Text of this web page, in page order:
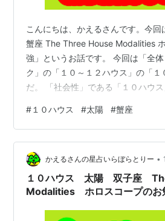
こんにちは、かえるさんです。今
蟹座 The Three House Modalities
強」というお話です。 今回は「全
ク」の「１０～１２ハウス」の「１
だ。 「社会性」である「１０ハウ
ハウスだね。性質が似ているね。 そ
しっかり、自分に合った場所を探せ
使えるはずです。 でも、その「双
には「牡牛座」をしっかり使えてい
ね。 方向性が定まらないからそうな
無い最初は…
# １０ハウス #太陽 #蟹座
かえるさんの星占いらぼらとりー •
１０ハウス 太陽 双子座
Modalities ホロスコープのお